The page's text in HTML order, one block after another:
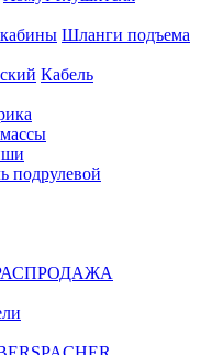
Шланги подъема
Кабель
подрулевой